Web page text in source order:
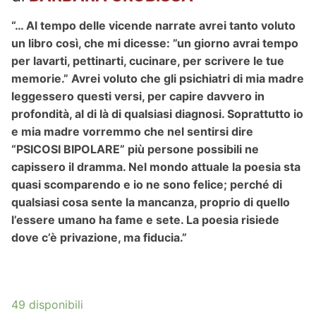
“… Al tempo delle vicende narrate avrei tanto voluto
un libro così, che mi dicesse: ”un giorno avrai tempo
per lavarti, pettinarti, cucinare, per scrivere le tue
memorie.” Avrei voluto che gli psichiatri di mia madre
leggessero questi versi, per capire davvero in
profondità, al di là di qualsiasi diagnosi. Soprattutto io
e mia madre vorremmo che nel sentirsi dire
“PSICOSI BIPOLARE” più persone possibili ne
capissero il dramma. Nel mondo attuale la poesia sta
quasi scomparendo e io ne sono felice; perché di
qualsiasi cosa sente la mancanza, proprio di quello
l’essere umano ha fame e sete. La poesia risiede
dove c’è privazione, ma fiducia.”
49 disponibili